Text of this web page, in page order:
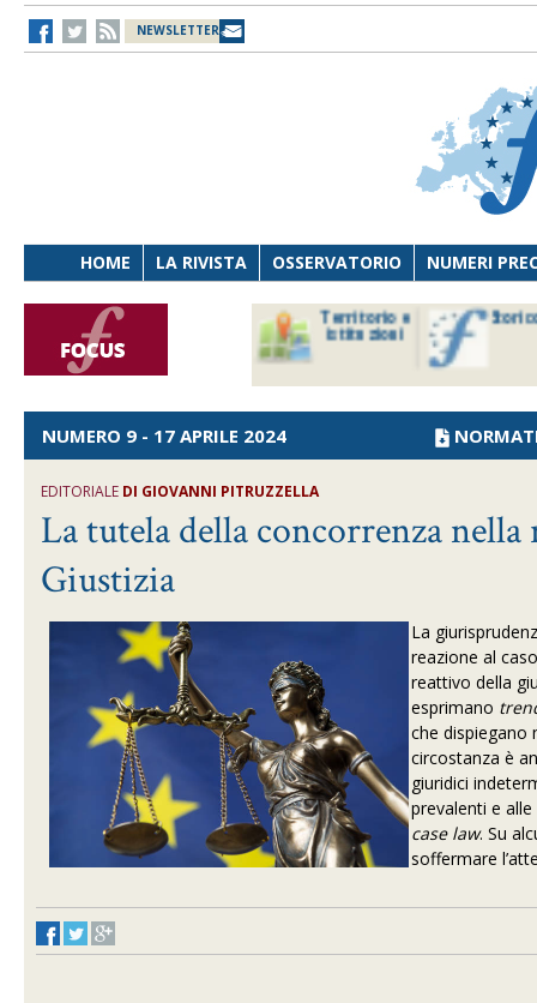
NEWSLETTER
HOME LA RIVISTA OSSERVATORIO NUMERI
Territorio e
istituzioni
NUMERO 9 - 17 APRILE 2024
EDITORIALE DI GIOVANNI PITRUZZELLA
La tutela della concorrenza
Giustizia
La
reazione al
reattivo della
esprimano
che dispiegano
circostanza è
giuridici
prevalenti e
case law. Su
soffermare